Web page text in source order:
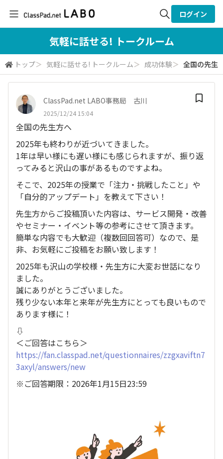
検索
ログイン
気軽に話せる! トークルーム
トップ＞ 気軽に話せる! トークルーム＞ 成功体験＞ 全国の先生
ClassPad.net LABO事務局 古川
2025/12/24 15:04
全国の先生方へ
2025年も終わりが近づいてきました。
1年は早い様にも遅い様にも感じられますが、振り返
ってみると沢山の事があるものですよね。
そこで、2025年の授業で「注力・挑戦したこと」や
「自分的アップデート」を教えて下さい！
先生方からご投稿頂いた内容は、サービス開発・改善
やセミナー・イベント等の参考にさせて頂きます。
簡単な内容でも大歓迎（複数回回答可）なので、是
非、お気軽にご投稿をお願い致します！
2025年も沢山の学校様・先生方に大変お世話になり
ました。
誠にありがとうございました。
残り少ない本年と来年が先生方にとっても良いもので
あります様に！
⇩
＜ご回答はこちら＞
https://fan.classpad.net/questionnaires/zzgxaviftn7
3axyl/answers/new
※ご回答期限：2026年1月15日23:59